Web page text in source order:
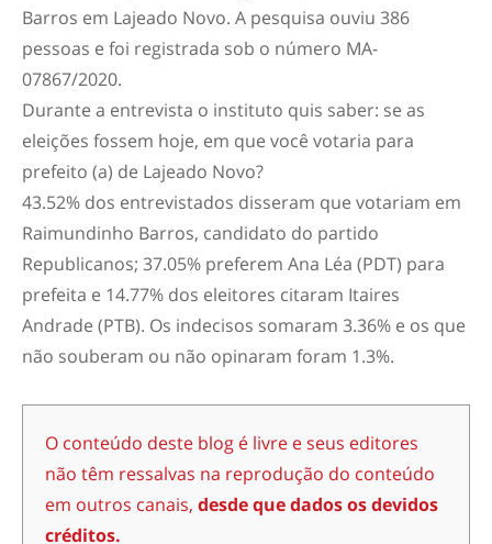
Barros em Lajeado Novo. A pesquisa ouviu 386
pessoas e foi registrada sob o número MA-
07867/2020.
Durante a entrevista o instituto quis saber: se as
eleições fossem hoje, em que você votaria para
prefeito (a) de Lajeado Novo?
43.52% dos entrevistados disseram que votariam em
Raimundinho Barros, candidato do partido
Republicanos; 37.05% preferem Ana Léa (PDT) para
prefeita e 14.77% dos eleitores citaram Itaires
Andrade (PTB). Os indecisos somaram 3.36% e os que
não souberam ou não opinaram foram 1.3%.
O conteúdo deste blog é livre e seus editores
não têm ressalvas na reprodução do conteúdo
em outros canais, desde que dados os devidos
créditos.